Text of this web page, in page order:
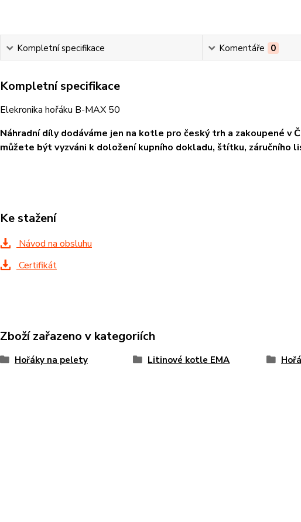
Kompletní specifikace Komentáře 0
Kompletní specifikace
Elekronika hořáku B-MAX 50
Náhradní díly dodáváme jen na kotle pro český trh a zakoupené v
můžete být vyzváni k doložení kupního dokladu, štítku, záručního
Ke stažení
Návod na obsluhu
Certifikát
Zboží zařazeno v kategoriích
Hořáky na pelety Litinové kotle EMA